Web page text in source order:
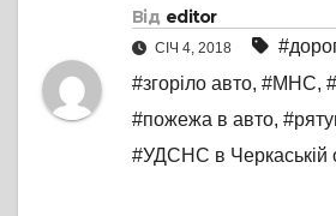
Від editor
СІЧ 4, 2018
#згоріло авто, #МНС,
#пожежа в авто,
#УДСНС в Черкаській